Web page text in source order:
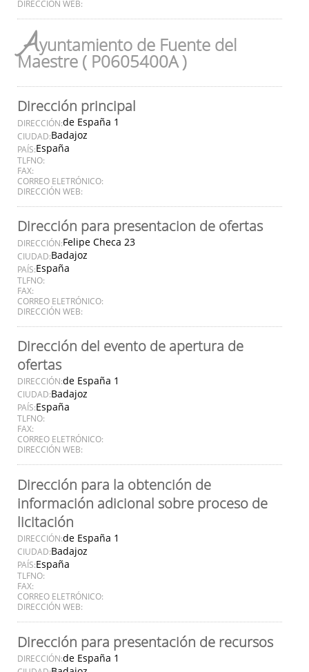
DIRECCIÓN WEB:
Ayuntamiento de Fuente del
Maestre ( P0605400A )
Dirección principal
DIRECCIÓN:de España 1
CIUDAD:Badajoz
PAÍS:España
TLFNO:
FAX:
CORREO ELETRÓNICO:
DIRECCIÓN WEB:
Dirección para presentacion de ofertas
DIRECCIÓN:Felipe Checa 23
CIUDAD:Badajoz
PAÍS:España
TLFNO:
FAX:
CORREO ELETRÓNICO:
DIRECCIÓN WEB:
Dirección del evento de apertura de
ofertas
DIRECCIÓN:de España 1
CIUDAD:Badajoz
PAÍS:España
TLFNO:
FAX:
CORREO ELETRÓNICO:
DIRECCIÓN WEB:
Dirección para la obtención de
información adicional sobre proceso de
licitación
DIRECCIÓN:de España 1
CIUDAD:Badajoz
PAÍS:España
TLFNO:
FAX:
CORREO ELETRÓNICO:
DIRECCIÓN WEB:
Dirección para presentación de recursos
DIRECCIÓN:de España 1